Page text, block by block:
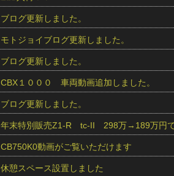
ブログ更新しました。
モトジョイブログ更新しました。
ブログ更新しました。
CBX１０００ 車両動画追加しました。
ブログ更新しました。
年末特別販売Z1-R tc‐II 298万→189万円
CB750K0動画がご覧いただけます
休憩スペース設置しました